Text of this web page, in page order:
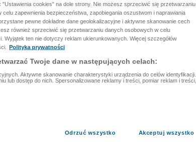
"Ustawienia cookies" na dole strony. Nie możesz sprzeciwić się przetwarzaniu
zapewnienia bezpieczeństwa, zapobiegania oszustwom i naprawiania
pewne dokładne dane geolokalizacyjne i aktywne skanowanie cech
również sprzeciwić się przetwarzaniu danych osobowych w celu
Wyjątek ten nie dotyczy reklam ukierunkowanych. Więcej szczegółów
Polityka prywatności
Twoje dane w następujących celach:
Aktywne skanowanie charakterystyki urządzenia do celów identyfikacji.
lub dostęp do nich. Spersonalizowane reklamy i treści, pomiar reklam i treści,
Odrzuć wszystko Akceptuj wszystko